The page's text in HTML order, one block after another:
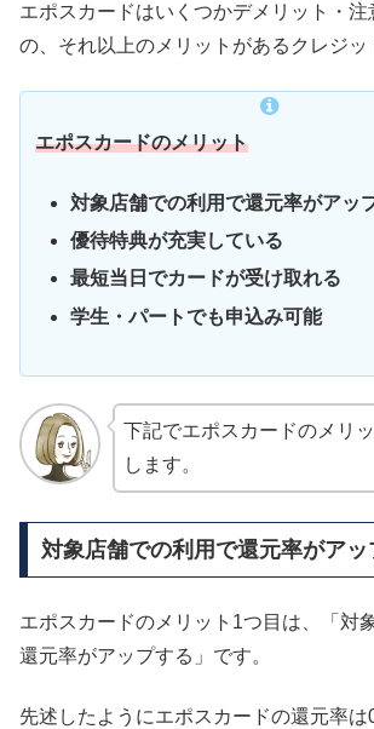
エポスカードはいくつかデメリット・
の、それ以上のメリットがあるクレジッ
エポスカードのメリット
対象店舗での利用で還元率がアッ
優待特典が充実している
最短当日でカードが受け取れる
学生・パートでも申込み可能
下記でエポスカードのメリ
します。
対象店舗での利用で還元率がアッ
エポスカードのメリット1つ目は、「対
還元率がアップする」です。
先述したようにエポスカードの還元率は